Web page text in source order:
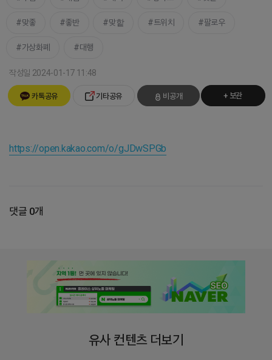
맞좋 좋반 맞핱 트위치 팔로우
가상화폐 대행
작성일 2024-01-17 11:48
카톡공유 기타공유 비공개 + 보관
https://open.kakao.com/o/gJDwSPGb
댓글 0개
유사 컨텐츠 더보기